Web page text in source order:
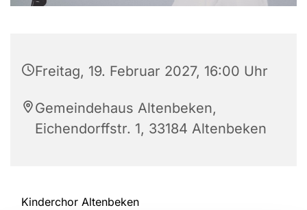
Freitag, 19. Februar 2027, 16:00 Uhr
Gemeindehaus Altenbeken,
Eichendorffstr. 1, 33184 Altenbeken
Kinderchor Altenbeken